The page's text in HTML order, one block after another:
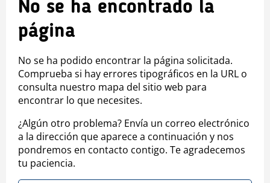
No se ha encontrado la
página
No se ha podido encontrar la página solicitada.
Comprueba si hay errores tipográficos en la URL o
consulta nuestro mapa del sitio web para
encontrar lo que necesites.
¿Algún otro problema? Envía un correo electrónico
a la dirección que aparece a continuación y nos
pondremos en contacto contigo. Te agradecemos
tu paciencia.